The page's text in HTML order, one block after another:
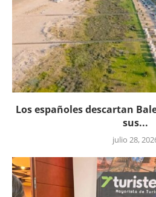
Los españoles descartan
sus...
julio 28,